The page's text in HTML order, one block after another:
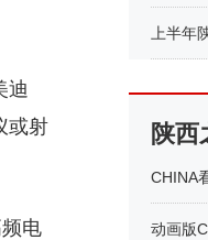
迪
或射
电
上半年
陕西
CHINA
动画版